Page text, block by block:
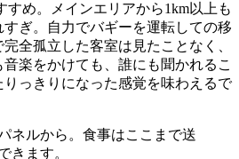
すめ。メインエリアから1km以上も
ぎ。自力でバギーを運転しての移
全孤立した客室は見たことなく、
楽をかけても、誰にも聞かれるこ
っきりになった感覚を味わえるで